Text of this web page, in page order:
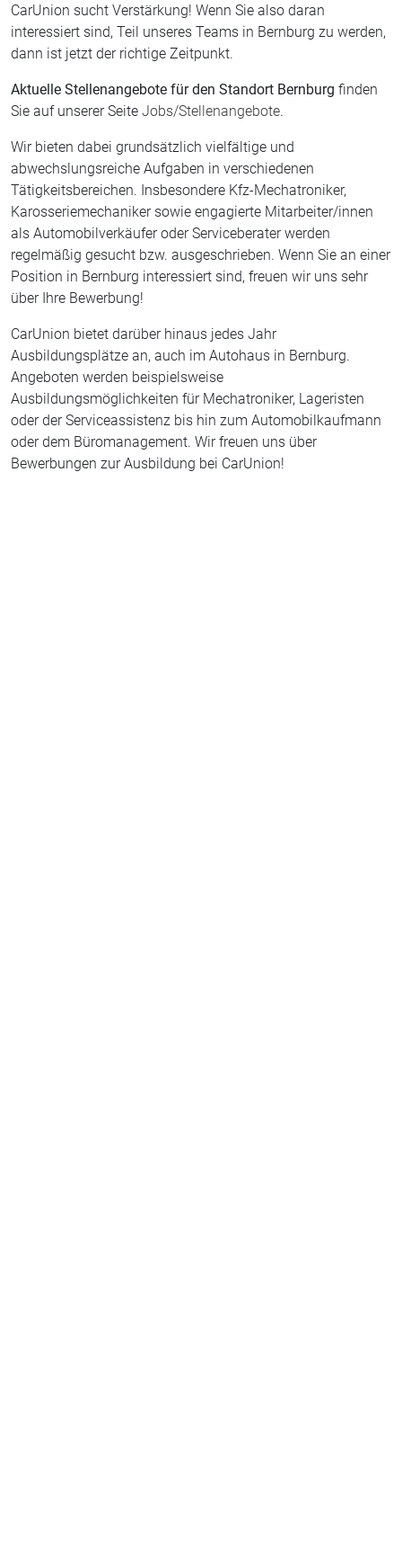
CarUnion sucht Verstärkung! Wenn Sie also daran
interessiert sind, Teil unseres Teams in Bernburg zu werden,
dann ist jetzt der richtige Zeitpunkt.
Aktuelle Stellenangebote für den Standort Bernburg finden
Sie auf unserer Seite Jobs/Stellenangebote.
Wir bieten dabei grundsätzlich vielfältige und
abwechslungsreiche Aufgaben in verschiedenen
Tätigkeitsbereichen. Insbesondere Kfz-Mechatroniker,
Karosseriemechaniker sowie engagierte Mitarbeiter/innen
als Automobilverkäufer oder Serviceberater werden
regelmäßig gesucht bzw. ausgeschrieben. Wenn Sie an einer
Position in Bernburg interessiert sind, freuen wir uns sehr
über Ihre Bewerbung!
CarUnion bietet darüber hinaus jedes Jahr
Ausbildungsplätze an, auch im Autohaus in Bernburg.
Angeboten werden beispielsweise
Ausbildungsmöglichkeiten für Mechatroniker, Lageristen
oder der Serviceassistenz bis hin zum Automobilkaufmann
oder dem Büromanagement. Wir freuen uns über
Bewerbungen zur Ausbildung bei CarUnion!